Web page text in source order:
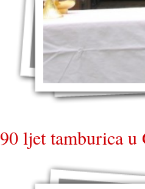
90 ljet tamburica u